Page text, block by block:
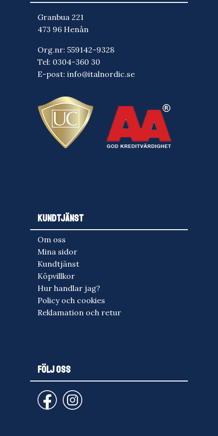
Granbua 221
473 96 Henån
Org.nr: 559142-9328
Tel: 0304-360 30
E-post: info@italnordic.se
KUNDTJÄNST
Om oss
Mina sidor
Kundtjänst
Köpvillkor
Hur handlar jag?
Policy och cookies
Reklamation och retur
FÖLJ OSS